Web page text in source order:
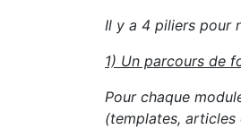
Il y a 4 piliers pour
1) Un parcours de
Pour chaque
(templates, articles